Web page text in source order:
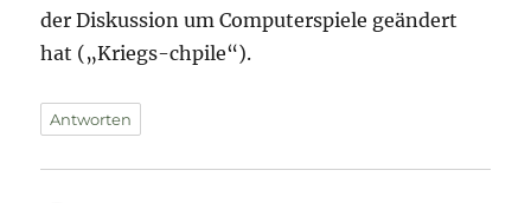
der Diskussion um Computerspiele geändert
hat („Kriegs-chpile“).
Antworten